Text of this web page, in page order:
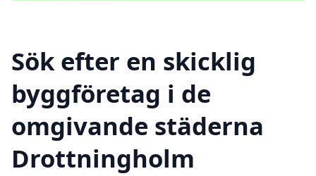
Sök efter en skicklig
byggföretag i de
omgivande städerna
Drottningholm